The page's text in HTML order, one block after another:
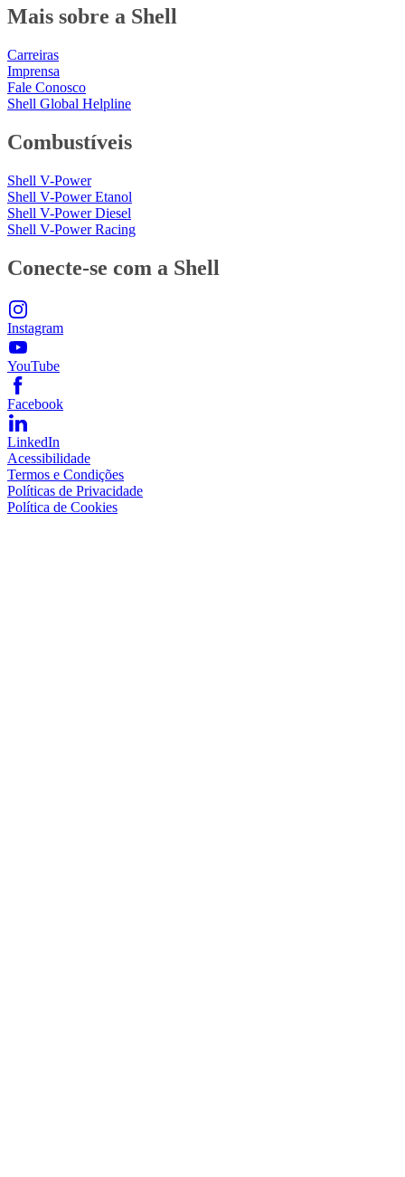
Mais sobre a Shell
Carreiras
Imprensa
Fale Conosco
Shell Global Helpline
Combustíveis
Shell V-Power
Shell V-Power Etanol
Shell V-Power Diesel
Shell V-Power Racing
Conecte-se com a Shell
Instagram
YouTube
Facebook
LinkedIn
Acessibilidade
Termos e Condições
Políticas de Privacidade
Política de Cookies